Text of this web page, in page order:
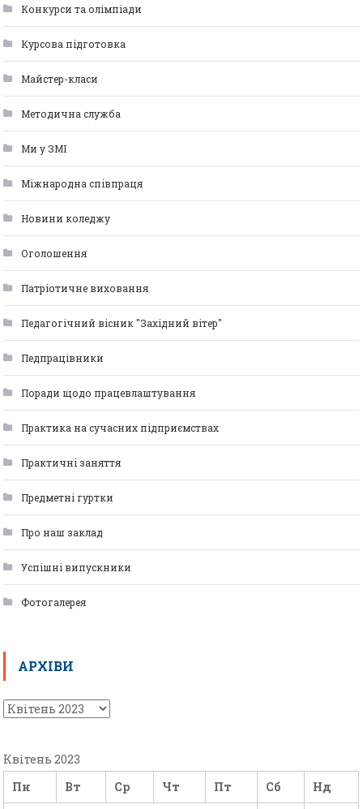
Конкурси та олімпіади
Курсова підготовка
Майстер-класи
Методична служба
Ми у ЗМІ
Міжнародна співпраця
Новини коледжу
Оголошення
Патріотичне виховання
Педагогічний вісник "Західний вітер"
Педпрацівники
Поради щодо працевлаштування
Практика на сучасних підприємствах
Практичні заняття
Предметні гуртки
Про наш заклад
Успішні випускники
Фотогалерея
АРХІВИ
Квітень 2023
Пн
Вт Ср Чт Пт Сб Нд